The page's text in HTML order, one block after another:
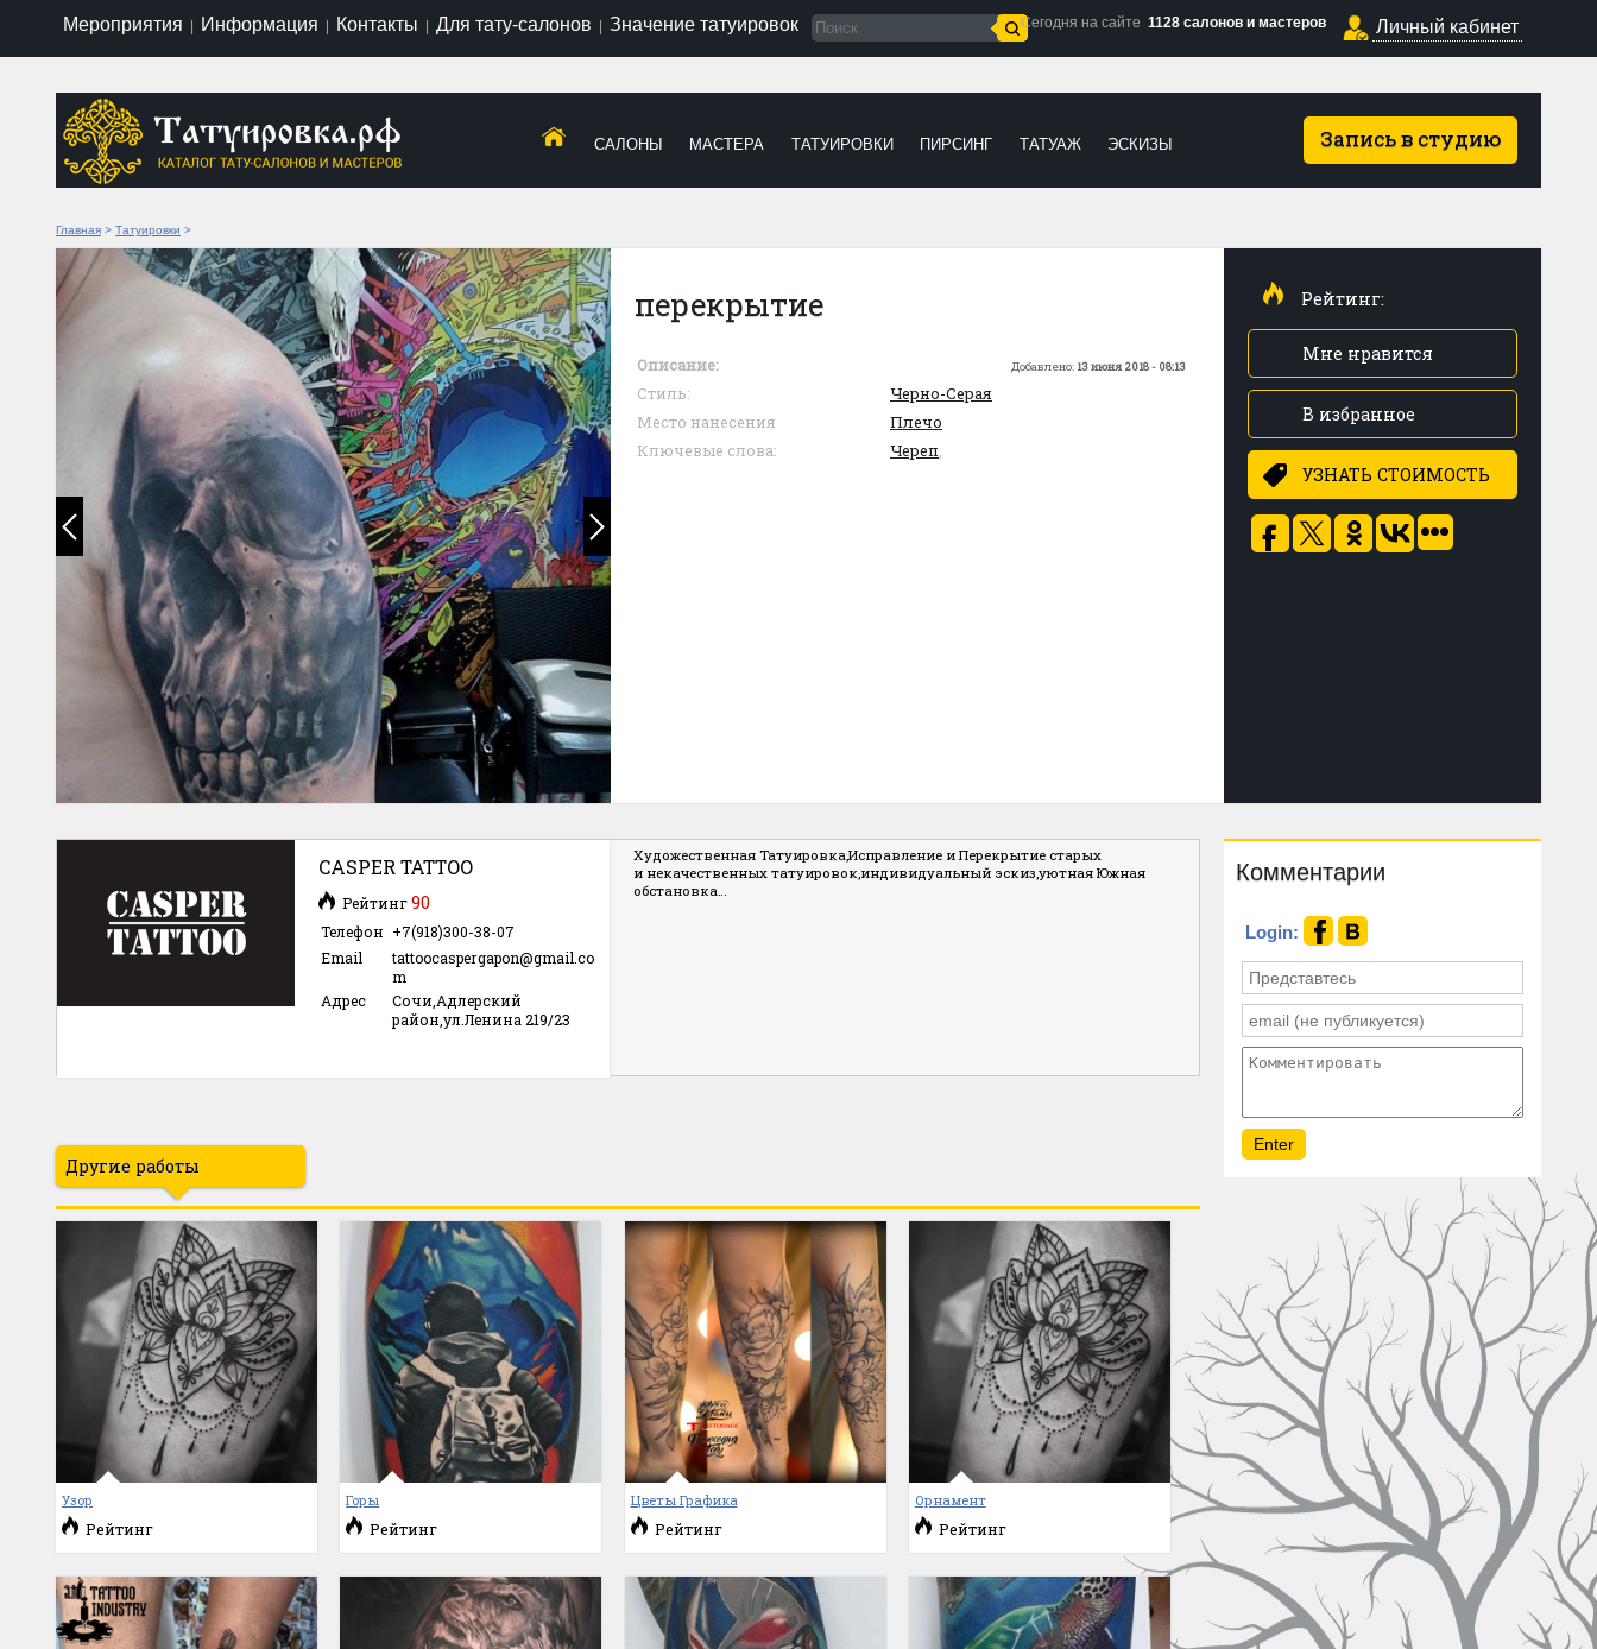
Мероприятия Информация Контакты Для тату-салонов Значение татуировок Сегодня на сайте 1128 салонов и мастеров Личный кабинет
Запись в студию
САЛОНЫ МАСТЕРА ТАТУИРОВКИ ПИРСИНГ ТАТУАЖ ЭСКИЗЫ
Главная > Татуировки >
перекрытие
Описание: Добавлено: 13 июня 2018 - 08:13
Стиль:
Черно-Серая
Место нанесения
Плечо
Ключевые слова:
Череп,
Рейтинг:
Мне нравится
В избранное
УЗНАТЬ СТОИМОСТЬ
CASPER TATTOO
Рейтинг90
Телефон +7(918)300-38-07
Email
tattoocaspergapon@gmail.co
m
Адрес
Сочи,Адлерский
район,ул.Ленина 219/23
Художественная Татуировка,Исправление и Перекрытие старых
и некачественных татуировок,индивидуальный эскиз,уютная Южная
обстановка…
Другие работы
Узор
Рейтинг
Горы
Рейтинг
Цветы Графика
Рейтинг
Орнамент
Рейтинг
Комментарии
Login: